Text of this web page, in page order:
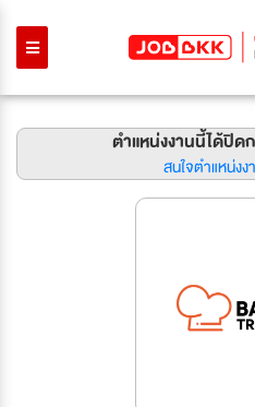
ตำแหน่งงานนี้ได้ปิด
สนใจตำแหน่ง